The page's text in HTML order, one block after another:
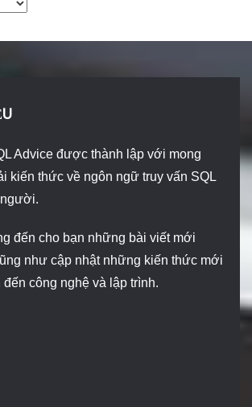
Advice được thành lập với mong
kiến thức về ngôn ngữ truy vấn SQL
đến cho bạn những bài viết mới
như cập nhật những kiến thức mới
công nghệ và lập trình.